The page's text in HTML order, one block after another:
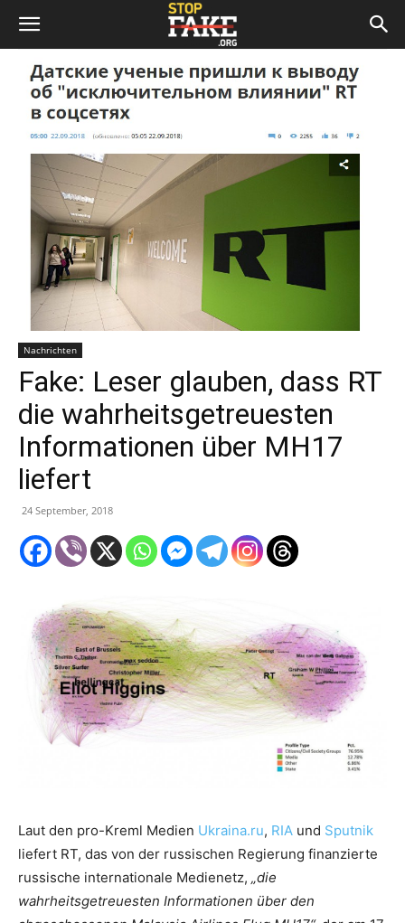
Nachrichten
Fake: Leser glauben, dass RT
die wahrheitsgetreuesten
Informationen über MH17
liefert
24 September, 2018
Laut den pro-Kreml Medien Ukraina.ru, RIA und Sputnik
liefert RT, das von der russischen Regierung finanzierte
russische internationale Medienetz, „die
wahrheitsgetreuesten Informationen über den